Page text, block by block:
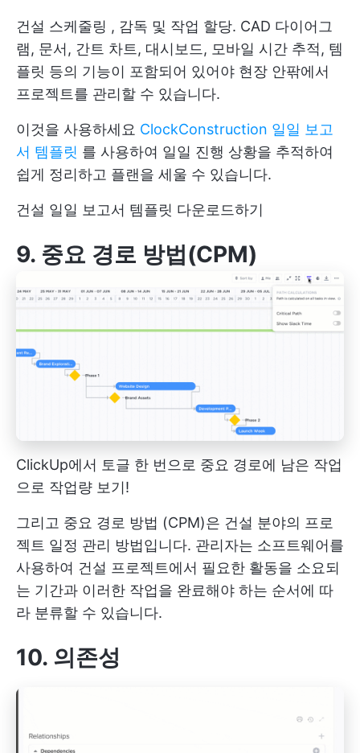
건설 스케줄링 , 감독 및 작업 할당. CAD 다이어그
램, 문서, 간트 차트, 대시보드, 모바일 시간 추적, 템
플릿 등의 기능이 포함되어 있어야 현장 안팎에서
프로젝트를 관리할 수 있습니다.
이것을 사용하세요 ClockConstruction 일일 보고
서 템플릿 를 사용하여 일일 진행 상황을 추적하여
쉽게 정리하고 플랜을 세울 수 있습니다.
건설 일일 보고서 템플릿 다운로드하기
9. 중요 경로 방법(CPM)
ClickUp에서 토글 한 번으로 중요 경로에 남은 작업
으로 작업량 보기!
그리고 중요 경로 방법 (CPM)은 건설 분야의 프로
젝트 일정 관리 방법입니다. 관리자는 소프트웨어를
사용하여 건설 프로젝트에서 필요한 활동을 소요되
는 기간과 이러한 작업을 완료해야 하는 순서에 따
라 분류할 수 있습니다.
10. 의존성